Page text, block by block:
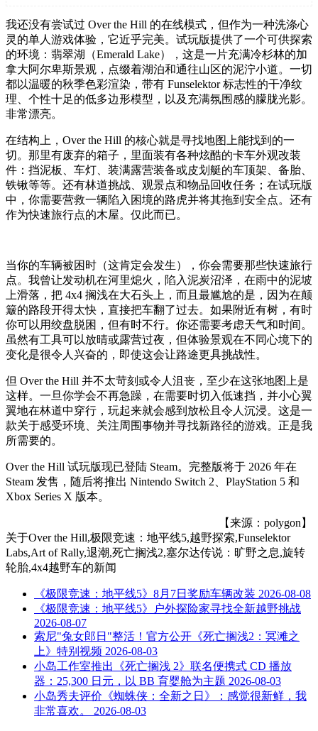
我还没有尝试过 Over the Hill 的在线模式，但作为一种洗涤心
灵的单人游戏体验，它近乎完美。试玩版提供了一个可供探索
的环境：翡翠湖（Emerald Lake），这是一片充满冷杉林的加
拿大阿尔卑斯景观，点缀着湖泊和通往山区的泥泞小道。一切
都以温暖的秋季色彩渲染，带有 Funselektor 标志性的干净纹
理、个性十足的低多边形模型，以及充满氛围感的朦胧光影。
非常漂亮。
在结构上，Over the Hill 的核心就是寻找地图上能找到的一
切。那里有废弃的箱子，里面装有各种炫酷的卡车外观改装
件：挡泥板、车灯、装满露营装备或皮划艇的车顶架、备胎、
铁锹等等。还有林道挑战、观景点和物品回收任务；在试玩版
中，你需要营救一辆陷入困境的路虎并将其拖到安全点。还有
作为快速旅行点的木屋。仅此而已。
当你的车辆被困时（这肯定会发生），你会需要那些快速旅行
点。我曾让发动机在河里熄火，陷入泥炭沼泽，在雨中的泥坡
上滑落，把 4x4 搁浅在大石头上，而且最尴尬的是，因为在颠
簸的路段开得太快，直接把车翻了过去。如果附近有树，有时
你可以用绞盘脱困，但有时不行。你还需要考虑天气和时间。
虽然有工具可以放晴或露营过夜，但体验景观在不同心境下的
变化是很令人兴奋的，即使这会让路途更具挑战性。
但 Over the Hill 并不太苛刻或令人沮丧，至少在这张地图上是
这样。一旦你学会不再急躁，在需要时切入低速挡，并小心翼
翼地在林道中穿行，玩起来就会感到放松且令人沉浸。这是一
款关于感受环境、关注周围事物并寻找新路径的游戏。正是我
所需要的。
Over the Hill 试玩版现已登陆 Steam。完整版将于 2026 年在
Steam 发售，随后将推出 Nintendo Switch 2、PlayStation 5 和
Xbox Series X 版本。
【来源：polygon】
关于Over the Hill,极限竞速：地平线5,越野探索,Funselektor
Labs,Art of Rally,退潮,死亡搁浅2,塞尔达传说：旷野之息,旋转
轮胎,4x4越野车的新闻
《极限竞速：地平线5》8月7日奖励车辆改装 2026-08-08
《极限竞速：地平线5》户外探险家寻找全新越野挑战
2026-08-07
索尼"兔女郎日"整活！官方公开《死亡搁浅2：冥滩之
上》特别视频 2026-08-03
小岛工作室推出《死亡搁浅 2》联名便携式 CD 播放
器：25,300 日元，以 BB 育婴舱为主题 2026-08-03
小岛秀夫评价《蜘蛛侠：全新之日》：感觉很新鲜，我
非常喜欢。
2026-08-03